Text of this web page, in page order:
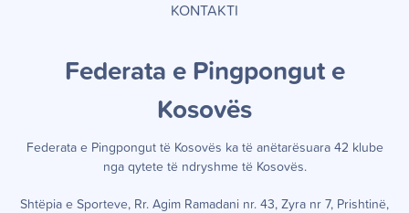
KONTAKTI
Federata e Pingpongut e
Kosovës
Federata e Pingpongut të Kosovës ka të anëtarësuara 42 klube
nga qytete të ndryshme të Kosovës.
Shtëpia e Sporteve, Rr. Agim Ramadani nr. 43, Zyra nr 7, Prishtinë,